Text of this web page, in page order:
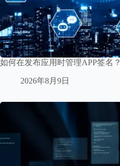
如何在发布应用时管理APP签名？
2026年8月9日